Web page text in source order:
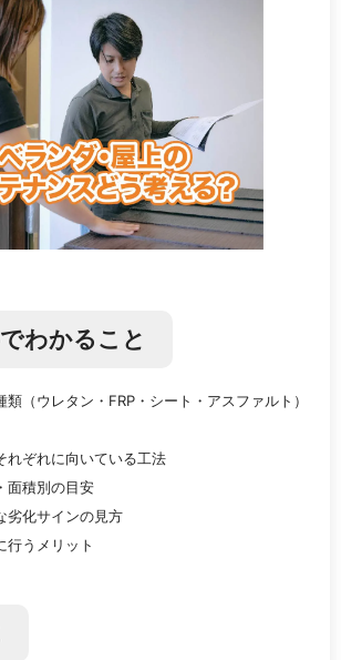
わかること
（ウレタン・FRP・シート・アスファルト）
れぞれに向いている工法
面積別の目安
劣化サインの見方
行うメリット